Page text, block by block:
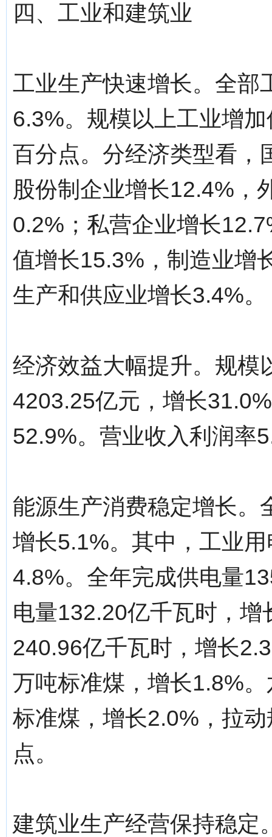
四、工业和建筑业
工业生产快速增长。全部
6.3%。规模以上工业增
百分点。分经济类型看，
股份制企业增长12.4%，
0.2%；私营企业增长
值增长15.3%，制造业增
生产和供应业增长3.4%。
经济效益大幅提升。规模
4203.25亿元，增长
52.9%。营业收入利润率
能源生产消费稳定增长。
增长5.1%。其中，工业
4.8%。全年完成供电量
电量132.20亿千瓦时，
240.96亿千瓦时，增长
万吨标准煤，增长1.8%
标准煤，增长2.0%，拉
点。
建筑业生产经营保持稳定